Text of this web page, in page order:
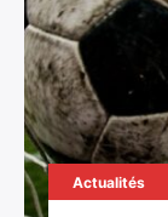
Actualités